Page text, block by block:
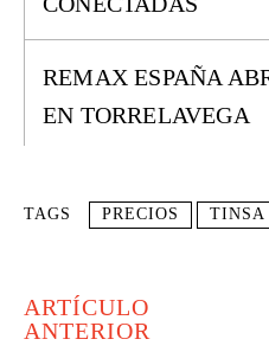
REMAX ESPAÑA
EN TORRELAVEGA
TAGS PRECIOS TINSA
ARTÍCULO
ANTERIOR